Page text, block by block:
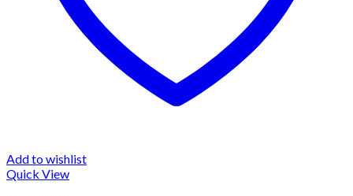
Add to wishlist
Quick View